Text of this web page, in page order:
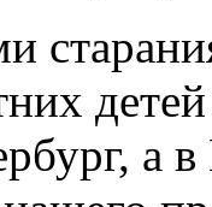
а